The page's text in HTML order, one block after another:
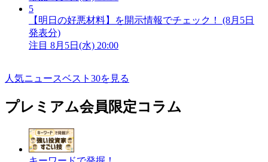
5
【明日の好悪材料】を開示情報でチェック！ (8月5日
発表分)
注目 8月5日(水) 20:00
人気ニュースベスト30を見る
プレミアム会員限定コラム